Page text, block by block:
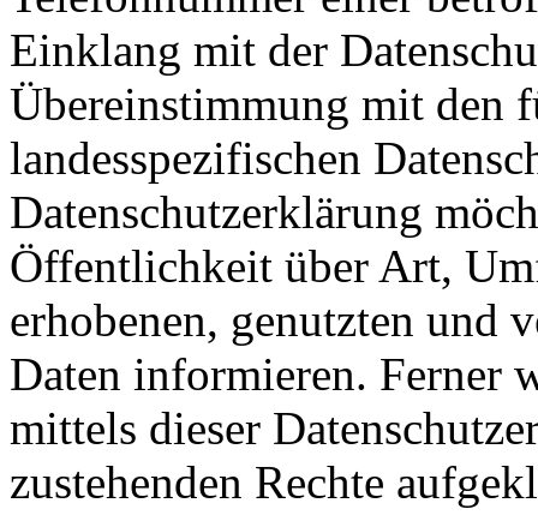
Einklang mit der
Übereinstimmung mit den
landesspezifischen
Datenschutzerklärung
Öffentlichkeit über Art,
erhobenen, genutzten und
Daten informieren. Ferner
mittels dieser
zustehenden Rechte